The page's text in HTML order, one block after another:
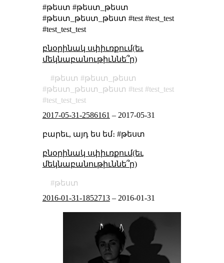
#թեստ #թեստ_թեստ
#թեստ_թեստ_թեստ #test #test_test
#test_test_test
բնօրինակ սփիւռքում(եւ
մեկնաբանութիւննե՞ր)
թեստ
թեստ_թեստ
թեստ_թեստ_թեստ
test
test_test
test_test_test
2017-05-31-2586161 – 2017-05-31
բարեւ, այդ ես եմ։ #թեստ
բնօրինակ սփիւռքում(եւ
մեկնաբանութիւննե՞ր)
թեստ
2016-01-31-1852713– 2016-01-31